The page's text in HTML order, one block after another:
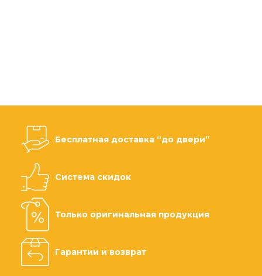
Бесплатная доставка “до двери”
Система скидок
Только оригинальная продукция
Гарантии и возврат